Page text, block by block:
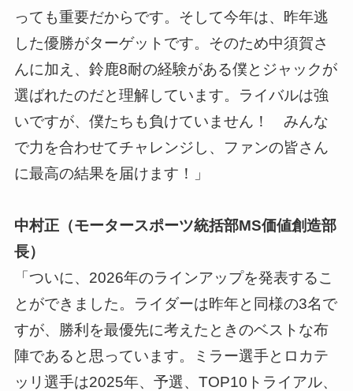
っても重要だからです。そして今年は、昨年逃
した優勝がターゲットです。そのため中須賀さ
んに加え、鈴鹿8耐の経験がある僕とジャックが
選ばれたのだと理解しています。ライバルは強
いですが、僕たちも負けていません！ みんな
で力を合わせてチャレンジし、ファンの皆さん
に最高の結果を届けます！」
中村正（モータースポーツ統括部MS価値創造部
長）
「ついに、2026年のラインアップを発表するこ
とができました。ライダーは昨年と同様の3名で
すが、勝利を最優先に考えたときのベストな布
陣であると思っています。ミラー選手とロカテ
ッリ選手は2025年、予選、TOP10トライアル、